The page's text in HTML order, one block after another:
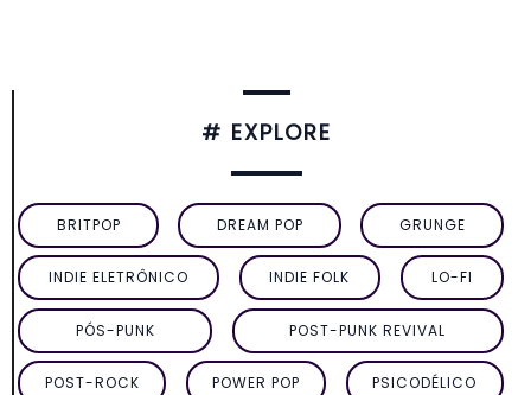
# EXPLORE
BRITPOP DREAM POP GRUNGE
INDIE ELETRÔNICO INDIE FOLK LO-FI
PÓS-PUNK POST-PUNK REVIVAL
POST-ROCK POWER POP PSICODÉLICO